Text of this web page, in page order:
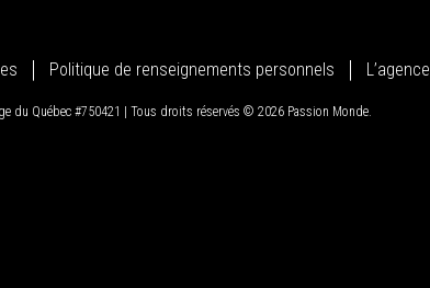
Politique de renseignements personnels
L’agence
du Québec #750421 | Tous droits réservés © 2026 Passion Monde.